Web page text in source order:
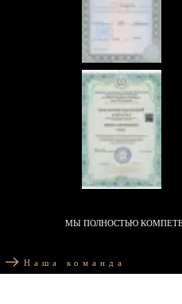
МЫ ПОЛНОСТЬЮ
Наша команда